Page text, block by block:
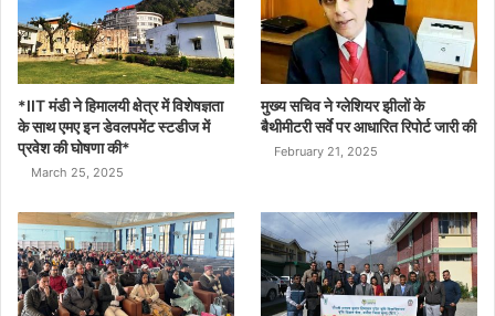
*IIT मंडी ने हिमालयी क्षेत्र में विशेषज्ञता
के साथ एमए इन डेवलपमेंट स्टडीज में
प्रवेश की घोषणा की*
March 25, 2025
मुख्य सचिव ने ग्लेशियर झीलों के
बैथीमीटरी सर्वे पर आधारित रिपोर्ट जारी की
February 21, 2025